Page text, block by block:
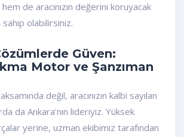
de aracınızın değerini koruyacak
olabilirsiniz.
Güven:
Motor ve Şanzıman
değil, aracınızın kalbi sayılan
da Ankara’nın lideriyiz. Yüksek
yerine, uzman ekibimiz tarafından